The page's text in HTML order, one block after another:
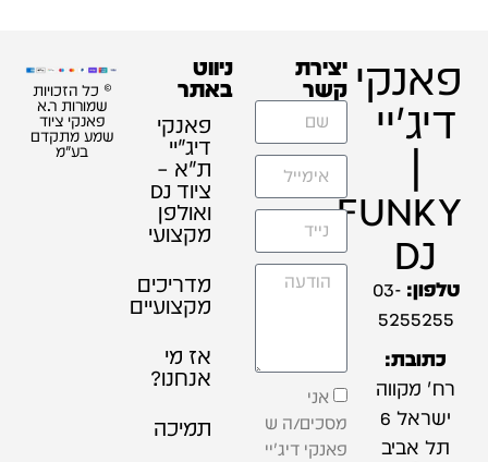
פאנקי
דיג'יי
|
FUNKY
DJ
טלפון: 03-
5255255
כתובת:
רח' מקווה
ישראל 6
תל אביב
יצירת
קשר
אני
מסכים/ה ש
פאנקי דיג'יי
ניווט
באתר
פאנקי
דיג׳יי
ת"א –
ציוד DJ
ואולפן
מקצועי
מדריכים
מקצועיים
אז מי
אנחנו?
תמיכה
© כל הזכויות
שמורות ר.א
פאנקי ציוד
שמע מתקדם
בע"מ